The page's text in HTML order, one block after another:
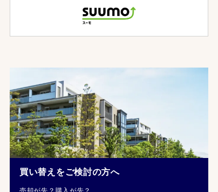
買い替えをご検討の方へ